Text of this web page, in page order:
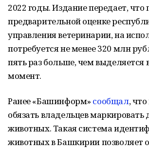
2022 годы. Издание передает, что
предварительной оценке
управления ветеринарии, на
потребуется не менее 320 млн
пять раз больше, чем выделяется
момент.
Ранее «Башинформ» сообщал,
обязать владельцев
животных. Такая система
животных в Башкирии позволяет